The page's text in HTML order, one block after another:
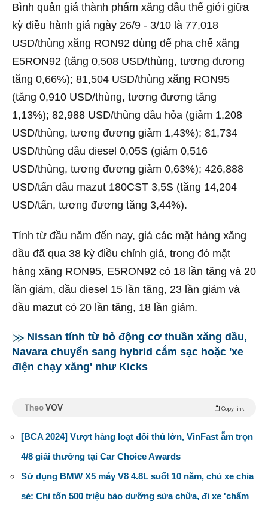
Bình quân giá thành phẩm xăng dầu thế giới giữa
kỳ điều hành giá ngày 26/9 - 3/10 là 77,018
USD/thùng xăng RON92 dùng để pha chế xăng
E5RON92 (tăng 0,508 USD/thùng, tương đương
tăng 0,66%); 81,504 USD/thùng xăng RON95
(tăng 0,910 USD/thùng, tương đương tăng
1,13%); 82,988 USD/thùng dầu hỏa (giảm 1,208
USD/thùng, tương đương giảm 1,43%); 81,734
USD/thùng dầu diesel 0,05S (giảm 0,516
USD/thùng, tương đương giảm 0,63%); 426,888
USD/tấn dầu mazut 180CST 3,5S (tăng 14,204
USD/tấn, tương đương tăng 3,44%).
Tính từ đầu năm đến nay, giá các mặt hàng xăng
dầu đã qua 38 kỳ điều chỉnh giá, trong đó mặt
hàng xăng RON95, E5RON92 có 18 lần tăng và 20
lần giảm, dầu diesel 15 lần tăng, 23 lần giảm và
dầu mazut có 20 lần tăng, 18 lần giảm.
Nissan tính từ bỏ động cơ thuần xăng dầu,
Navara chuyển sang hybrid cắm sạc hoặc 'xe
điện chạy xăng' như Kicks
TheoVOV Copy link
[BCA 2024] Vượt hàng loạt đối thủ lớn, VinFast ẵm trọn
4/8 giải thưởng tại Car Choice Awards
Sử dụng BMW X5 máy V8 4.8L suốt 10 năm, chủ xe chia
sẻ: Chỉ tốn 500 triệu bảo dưỡng sửa chữa, đi xe 'chấm